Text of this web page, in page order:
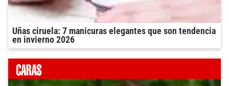
Uñas ciruela: 7 manicuras elegantes que son tendencia
en invierno 2026